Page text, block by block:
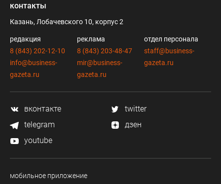
контакты
Казань, Лобачевского 10, корпус 2
редакция
8 (843) 202-12-10
info@business-
gazeta.ru
реклама
8 (843) 203-48-47
mir@business-
gazeta.ru
отдел персонала
staff@business-
gazeta.ru
вконтакте
twitter
telegram
дзен
youtube
мобильное приложение